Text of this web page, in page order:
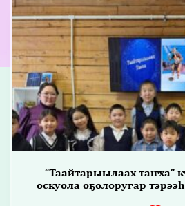
“Таайтарыылаах таҥха”
оскуола оҕолоругар